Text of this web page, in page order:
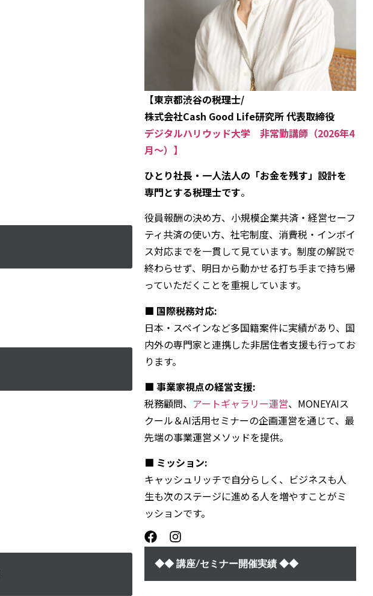
【東京都渋谷の税理士/
株式会社Cash Good Life研究所 代表取締役
デジタルハリウッド大学 非常勤講師（2026年4
月～）】
ひとり社長・一人法人の「お金を残す」設計を
専門とする税理士です。
役員報酬の決め方、小規模企業共済・経営セーフ
ティ共済の使い方、社宅制度、消費税・インボイ
ス対応までを一貫して見ています。制度の解説で
終わらせず、明日から動かせる打ち手まで持ち帰
っていただくことを重視しています。
■ 国際税務対応:
日本・スペインなど多国籍案件に実績があり、国
内外の専門家と連携した非居住者支援も行ってお
ります。
■ 事業家視点の経営支援:
税務顧問、 アートギャラリー運営、MONEYAIス
クール＆AI活用セミナーの企画運営を通じて、最
先端の事業運営メソッドを提供。
■ ミッション:
キャッシュリッチで自分らしく、ビジネスも人
生も次のステージに進める人を増やすことがミ
ッションです。
◆◆ 講座/セミナー開催実績 ◆◆